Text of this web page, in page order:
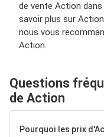
de vente Action
savoir plus sur
nous vous
Action.
Questions
de Action
Pourquoi les prix